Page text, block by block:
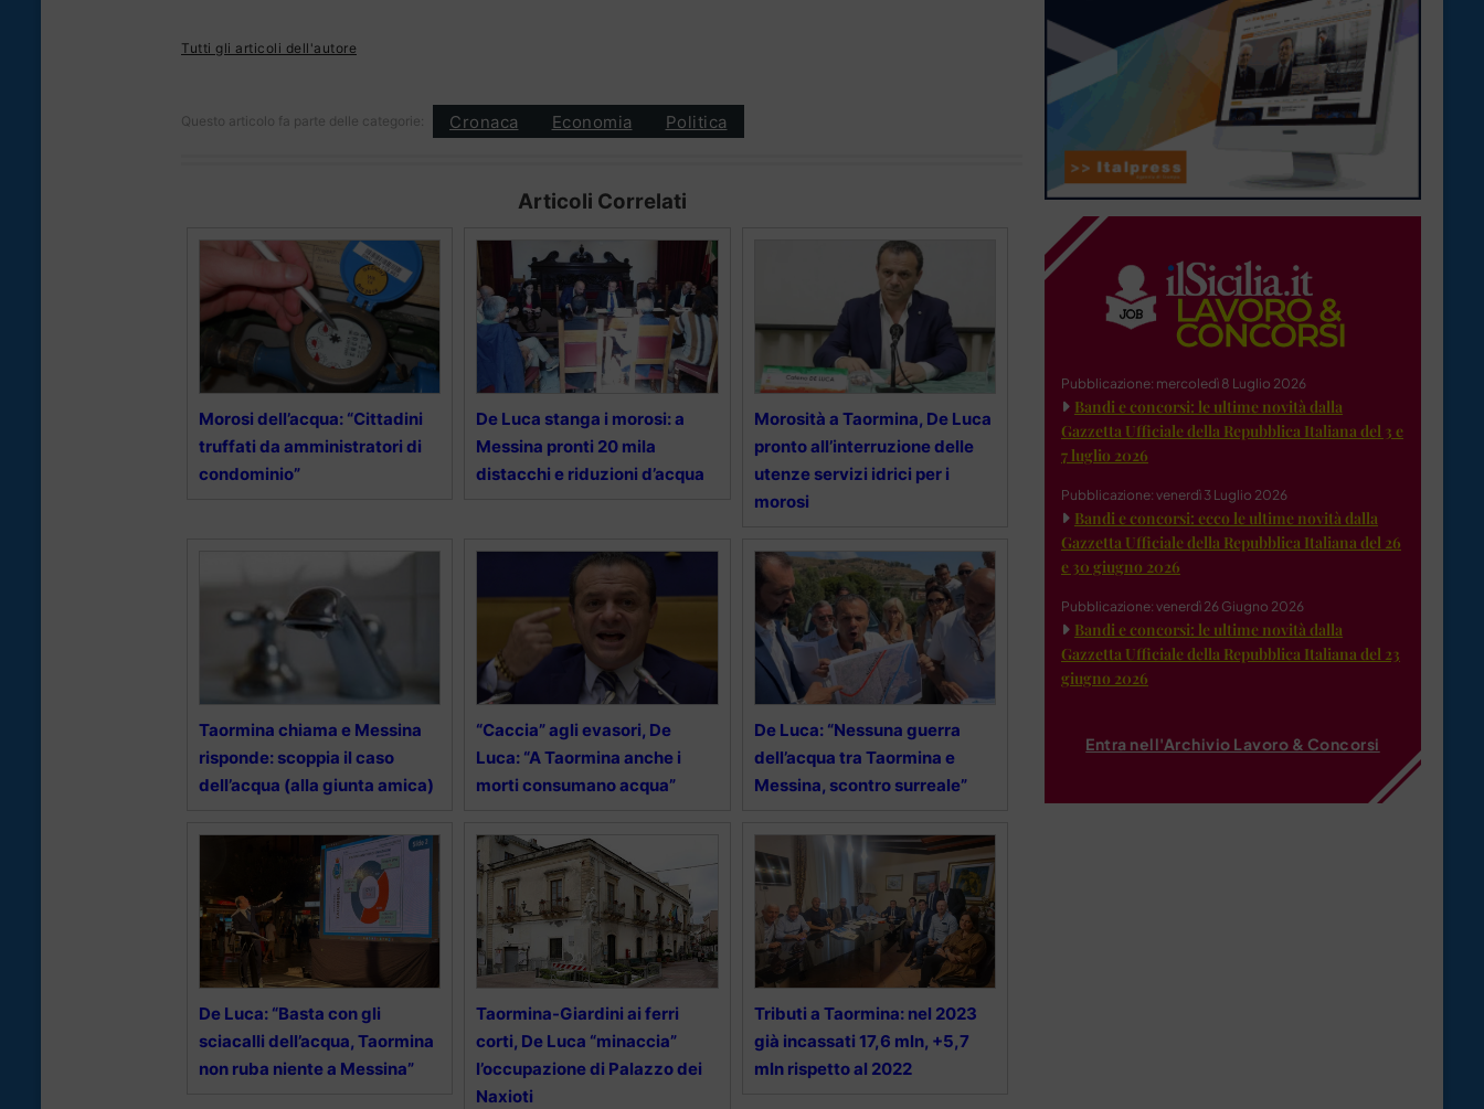
Tutti gli articoli dell'autore
Questo articolo fa parte delle categorie: Cronaca Economia Politica
Articoli Correlati
Morosi dell’acqua: “Cittadini
truffati da amministratori di
condominio”
De Luca stanga i morosi: a
Messina pronti 20 mila
distacchi e riduzioni d’acqua
Morosità a Taormina, De Luca
pronto all’interruzione delle
utenze servizi idrici per i
morosi
Taormina chiama e Messina
risponde: scoppia il caso
dell’acqua (alla giunta amica)
“Caccia” agli evasori, De
Luca: “A Taormina anche i
morti consumano acqua”
De Luca: “Nessuna guerra
dell’acqua tra Taormina e
Messina, scontro surreale”
De Luca: “Basta con gli
sciacalli dell’acqua, Taormina
non ruba niente a Messina”
Taormina-Giardini ai ferri
corti, De Luca “minaccia”
l’occupazione di Palazzo dei
Naxioti
Tributi a Taormina: nel 2023
già incassati 17,6 mln, +5,7
mln rispetto al 2022
Pubblicazione: mercoledì 8 Luglio 2026
Bandi e concorsi: le ultime novità dalla
Gazzetta Ufficiale della Repubblica Italiana del 3 e
7 luglio 2026
Pubblicazione: venerdì 3 Luglio 2026
Bandi e concorsi: ecco le ultime novità dalla
Gazzetta Ufficiale della Repubblica Italiana del 26
e 30 giugno 2026
Pubblicazione: venerdì 26 Giugno 2026
Bandi e concorsi: le ultime novità dalla
Gazzetta Ufficiale della Repubblica Italiana del 23
giugno 2026
Entra nell'Archivio Lavoro & Concorsi